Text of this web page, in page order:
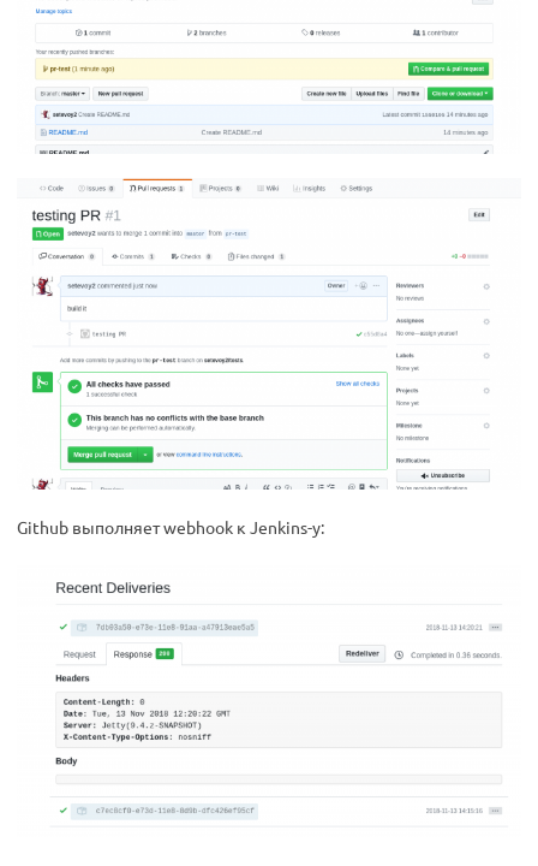
Github выполняет webhook к Jenkins-у: